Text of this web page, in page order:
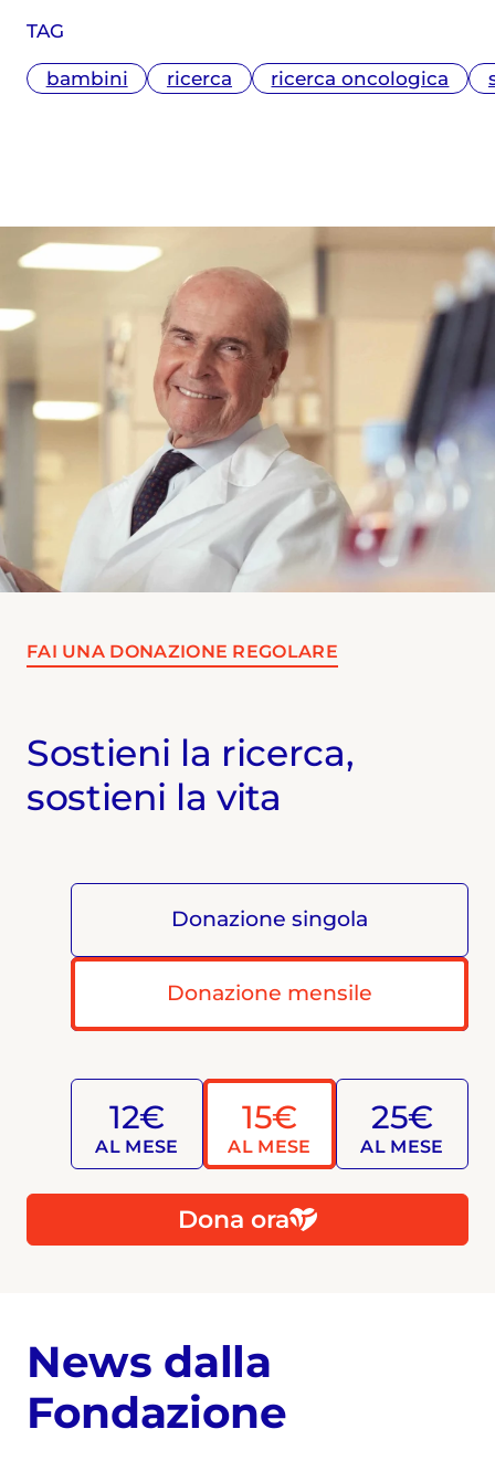
TAG
bambini ricerca ricerca oncologica
FAI UNA DONAZIONE REGOLARE
Sostieni la ricerca,
sostieni la vita
Donazione singola
Donazione mensile
12€
AL MESE
15€
AL MESE
25€
AL MESE
Dona ora
News dalla
Fondazione